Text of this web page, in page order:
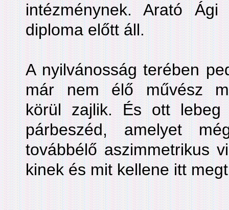
intézménynek. Arató
diploma előtt áll.
A nyilvánosság terében
már nem élő művész
körül zajlik. És ott
párbeszéd, amelyet
továbbélő aszimmetrikus
kinek és mit kellene itt